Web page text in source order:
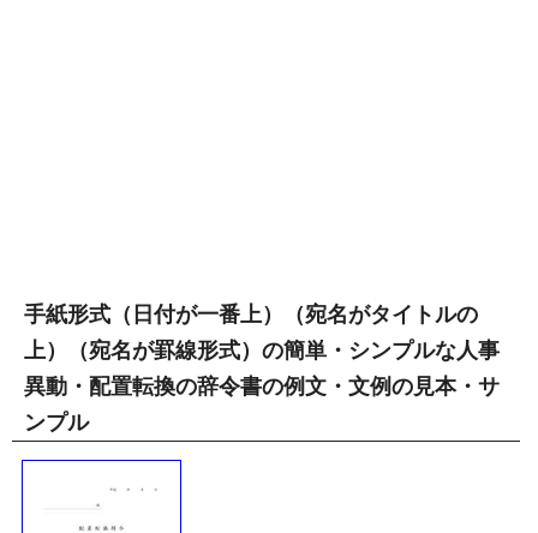
手紙形式（日付が一番上）（宛名がタイトルの
上）（宛名が罫線形式）の簡単・シンプルな人事
異動・配置転換の辞令書の例文・文例の見本・サ
ンプル